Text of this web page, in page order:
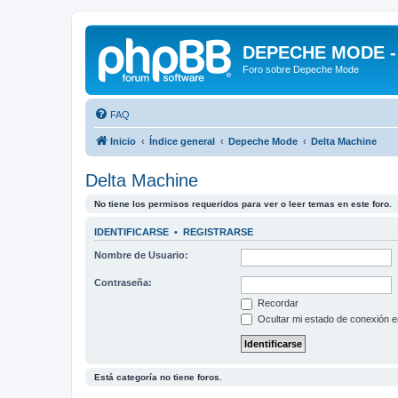
DEPECHE MODE
Foro sobre Depeche Mode
FAQ
Inicio Índice general Depeche Mode Delta Machine
Delta Machine
No tiene los permisos requeridos para ver o leer temas en este foro.
IDENTIFICARSE • REGISTRARSE
Nombre de Usuario:
Contraseña:
Recordar
Ocultar mi estado de conexión
Está categoría no tiene foros.